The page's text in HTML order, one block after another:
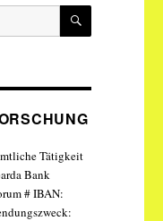
SUCHEN
Tätigkeit
Bank
# IBAN: